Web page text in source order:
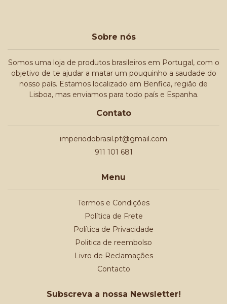
Sobre nós
Somos uma loja de produtos brasileiros em Portugal, com o
objetivo de te ajudar a matar um pouquinho a saudade do
nosso país. Estamos localizado em Benfica, região de
Lisboa, mas enviamos para todo país e Espanha.
Contato
imperiodobrasil.pt@gmail.com
911 101 681
Menu
Termos e Condições
Política de Frete
Política de Privacidade
Politica de reembolso
Livro de Reclamações
Contacto
Subscreva a nossa Newsletter!